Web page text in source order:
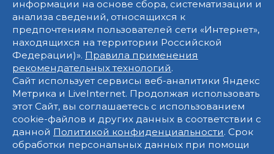
информации на основе сбора, систематизации и
анализа сведений, относящихся к
предпочтениям пользователей сети «Интернет»,
находящихся на территории Российской
Федерации)». Правила применения
рекомендательных технологий.
Сайт использует сервисы веб-аналитики Яндекс
Метрика и LiveInternet. Продолжая использовать
этот Сайт, вы соглашаетесь с использованием
cookie-файлов и других данных в соответствии с
данной Политикой конфиденциальности. Срок
обработки персональных данных при помощи